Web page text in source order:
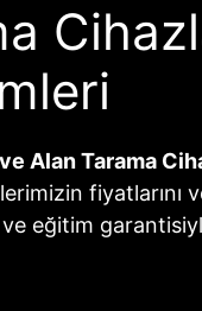
Alan Tarama
fiyatlarını
eğitim